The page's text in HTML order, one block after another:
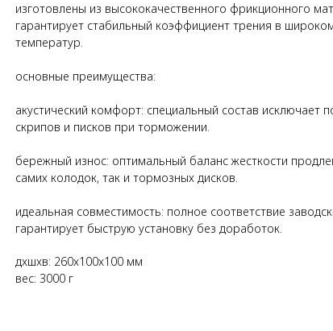
изготовлены из высококачественного фрикционного
гарантирует стабильный коэффициент трения в
температур.
основные преимущества:
акустический комфорт: специальный состав исключает
скрипов и писков при торможении.
бережный износ: оптимальный баланс жесткости
самих колодок, так и тормозных дисков.
идеальная совместимость: полное соответствие
гарантирует быструю установку без доработок.
дxшxв: 260x100x100 мм
вес: 3000 г